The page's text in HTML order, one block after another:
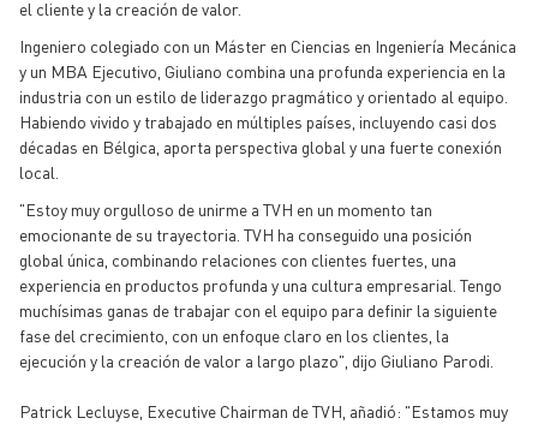
el cliente y la creación de valor.
Ingeniero colegiado con un Máster en Ciencias en Ingeniería Mecánica
y un MBA Ejecutivo, Giuliano combina una profunda experiencia en la
industria con un estilo de liderazgo pragmático y orientado al equipo.
Habiendo vivido y trabajado en múltiples países, incluyendo casi dos
décadas en Bélgica, aporta perspectiva global y una fuerte conexión
local.
"Estoy muy orgulloso de unirme a TVH en un momento tan
emocionante de su trayectoria. TVH ha conseguido una posición
global única, combinando relaciones con clientes fuertes, una
experiencia en productos profunda y una cultura empresarial. Tengo
muchísimas ganas de trabajar con el equipo para definir la siguiente
fase del crecimiento, con un enfoque claro en los clientes, la
ejecución y la creación de valor a largo plazo", dijo Giuliano Parodi.
Patrick Lecluyse, Executive Chairman de TVH, añadió: "Estamos muy